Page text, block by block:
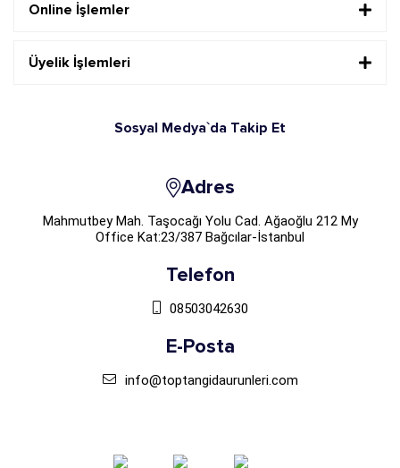
Online İşlemler
Üyelik İşlemleri
Sosyal Medya`da Takip Et
Adres
Mahmutbey Mah. Taşocağı Yolu Cad. Ağaoğlu 212 My
Office Kat:23/387 Bağcılar-İstanbul
Telefon
08503042630
E-Posta
info@toptangidaurunleri.com